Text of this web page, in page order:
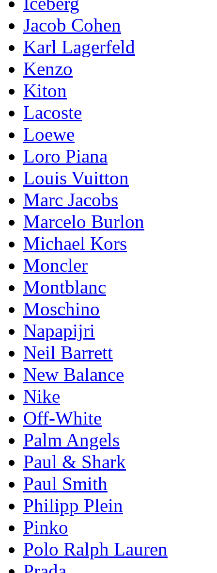
Jacob Cohen
Karl Lagerfeld
Kenzo
Kiton
Lacoste
Loewe
Loro Piana
Lоuis Vuittоn
Marc Jacobs
Marcelo Burlon
Michael Kors
Mоnсlеr
Montblanc
Moschino
Napapijri
Neil Barrett
New Balance
Nike
Off-White
Palm Angels
Paul & Shark
Paul Smith
Philipp Plein
Pinkо
Polo Ralph Lauren